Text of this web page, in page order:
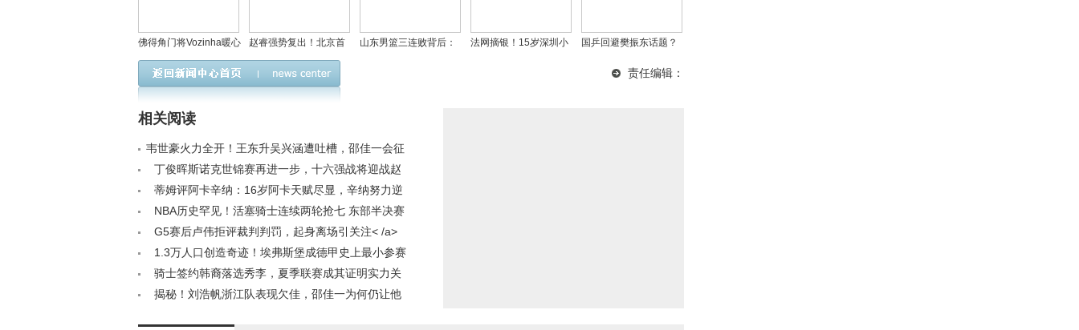
佛得角门将Vozinha暖心
喊话委内瑞拉：挺直脊
梁，共渡难关
赵睿强势复出！北京首
钢全主力出击，广东队
山东男篮三连败背后：
法网摘银！15岁深圳小
国乒回避樊振东话题？
崑或成洛奥新星
责任编辑：
相关阅读
韦世豪火力全开！王东升吴兴涵遭吐槽，邵佳一会征
召杨明洋吗< /a>
丁俊晖斯诺克世锦赛再进一步，十六强战将迎战赵
心童< /a>
蒂姆评阿卡辛纳：16岁阿卡天赋尽显，辛纳努力逆
袭成传奇< /a>
NBA历史罕见！活塞骑士连续两轮抢七 东部半决赛
G7一触即发< /a>
G5赛后卢伟拒评裁判判罚，起身离场引关注< /a>
1.3万人口创造奇迹！埃弗斯堡成德甲史上最小参赛
城市球队< /a>
骑士签约韩裔落选秀李，夏季联赛成其证明实力关
键舞台？< /a>
揭秘！刘浩帆浙江队表现欠佳，邵佳一为何仍让他